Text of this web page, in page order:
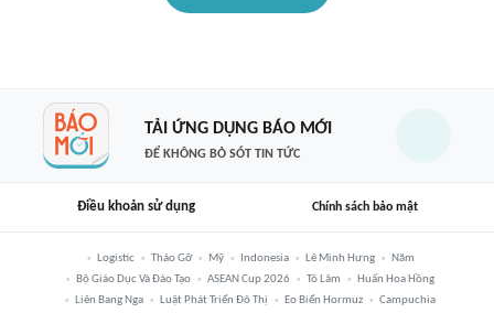
TẢI ỨNG DỤNG BÁO MỚI
ĐỂ KHÔNG BỎ SÓT TIN TỨC
Điều khoản sử dụng Chính sách bảo mật
Logistic Tháo Gỡ Mỹ Indonesia Lê Minh Hưng
Năm
Bộ Giáo Dục Và Đào Tạo
ASEAN Cup 2026 Tô Lâm
Huấn Hoa Hồng
Liên Bang Nga
Luật Phát Triển Đô Thị Eo Biển Hormuz Campuchia